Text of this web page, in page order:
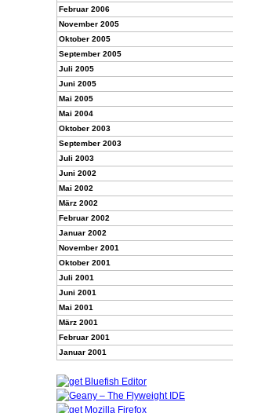
Februar 2006
November 2005
Oktober 2005
September 2005
Juli 2005
Juni 2005
Mai 2005
Mai 2004
Oktober 2003
September 2003
Juli 2003
Juni 2002
Mai 2002
März 2002
Februar 2002
Januar 2002
November 2001
Oktober 2001
Juli 2001
Juni 2001
Mai 2001
März 2001
Februar 2001
Januar 2001